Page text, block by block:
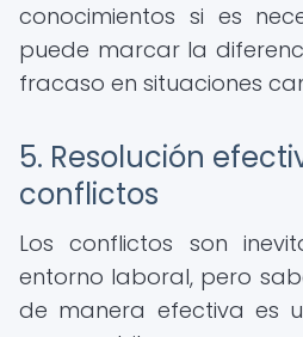
conocimientos si es
puede marcar la
fracaso en situaciones
5. Resolución
conflictos
Los conflictos son
entorno laboral, pero
de manera efectiva es